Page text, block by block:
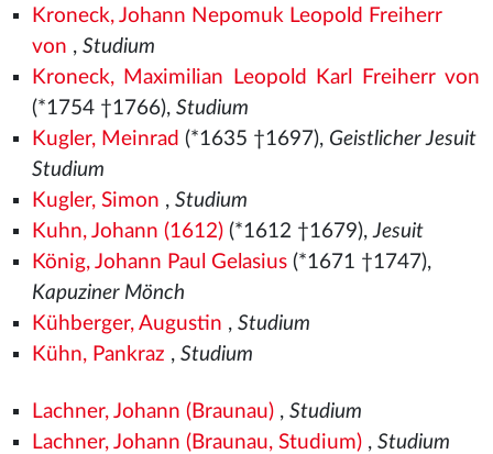
Kroneck, Johann Nepomuk Leopold Freiherr
von , Studium
Kroneck, Maximilian Leopold Karl Freiherr von
(*1754 †1766), Studium
Kugler, Meinrad (*1635 †1697), Geistlicher Jesuit
Studium
Kugler, Simon , Studium
Kuhn, Johann (1612)(*1612 †1679),Jesuit
König, Johann Paul Gelasius(*1671 †1747),
Kapuziner Mönch
Kühberger, Augustin , Studium
Kühn, Pankraz , Studium
Lachner, Johann (Braunau), Studium
Lachner, Johann (Braunau, Studium), Studium